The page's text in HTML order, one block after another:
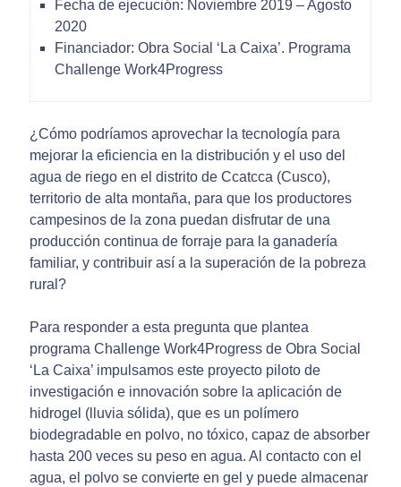
Fecha de ejecución: Noviembre 2019 – Agosto
2020
Financiador: Obra Social ‘La Caixa’. Programa
Challenge Work4Progress
¿Cómo podríamos aprovechar la tecnología para
mejorar la eficiencia en la distribución y el uso del
agua de riego en el distrito de Ccatcca (Cusco),
territorio de alta montaña, para que los productores
campesinos de la zona puedan disfrutar de una
producción continua de forraje para la ganadería
familiar, y contribuir así a la superación de la pobreza
rural?
Para responder a esta pregunta que plantea
programa Challenge Work4Progress de Obra Social
‘La Caixa’ impulsamos este proyecto piloto de
investigación e innovación sobre la aplicación de
hidrogel (lluvia sólida), que es un polímero
biodegradable en polvo, no tóxico, capaz de absorber
hasta 200 veces su peso en agua. Al contacto con el
agua, el polvo se convierte en gel y puede almacenar